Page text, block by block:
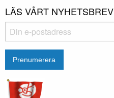
LÄS VÅRT NYHETSBREV